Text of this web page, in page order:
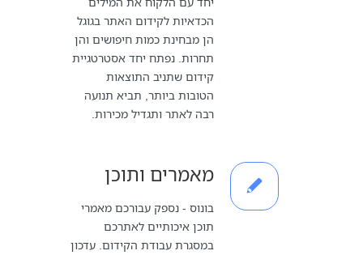
הכדאיות לקידום האתר בגוגל
הן מבחינת כמות חיפושים והן
תחרות. נפתח יחד אסטרטגיית
קידום שתניב התוצאות
הטובות ביותר, תביא תנועה
רבה לאתר ותגדיל מכירות.
מאמרים ותוכן
בונוס - נספק עבורכם מאמרי
תוכן איכותיים לאתרכם
במסגרת עבודת הקידום. עדכון